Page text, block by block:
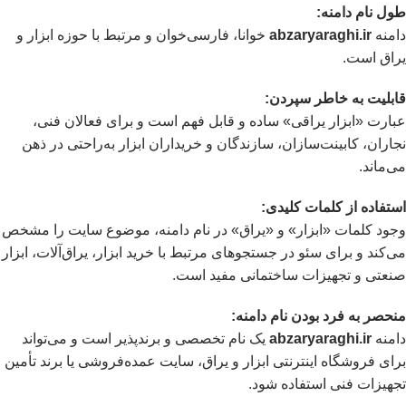
طول نام دامنه:
دامنه abzaryaraghi.ir خوانا، فارسی‌خوان و مرتبط با حوزه ابزار و
یراق است.
قابلیت به خاطر سپردن:
عبارت «ابزار یراقی» ساده و قابل فهم است و برای فعالان فنی،
نجاران، کابینت‌سازان، سازندگان و خریداران ابزار به‌راحتی در ذهن
می‌ماند.
استفاده از کلمات کلیدی:
وجود کلمات «ابزار» و «یراق» در نام دامنه، موضوع سایت را مشخص
می‌کند و برای سئو در جستجوهای مرتبط با خرید ابزار، یراق‌آلات، ابزار
صنعتی و تجهیزات ساختمانی مفید است.
منحصر به فرد بودن نام دامنه:
دامنه abzaryaraghi.ir یک نام تخصصی و برندپذیر است و می‌تواند
برای فروشگاه اینترنتی ابزار و یراق، سایت عمده‌فروشی یا برند تأمین
تجهیزات فنی استفاده شود.